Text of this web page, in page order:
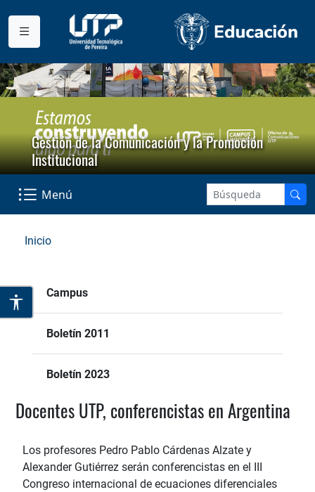
Gestión de la Comunicación y la Promoción
Institucional
Menú
Inicio
Campus
Boletín 2011
Boletín 2023
Docentes UTP, conferencistas en Argentina
Los profesores Pedro Pablo Cárdenas Alzate y
Alexander Gutiérrez serán conferencistas en el III
Congreso internacional de ecuaciones diferenciales